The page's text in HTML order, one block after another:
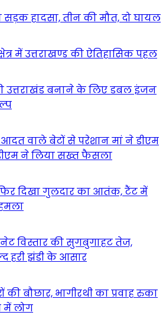
सड़क हादसा, तीन की मौत, दो घायल
में उत्तराखण्ड की ऐतिहासिक पहल
उत्तराखंड बनाने के लिए डबल इंजन
वाले बेटों से परेशान मां ने डीएम
ने लिया सख्त फैसला
दिखा गुलदार का आतंक, टैंट में
विस्तार की सुगबुगाहट तेज,
हरी झंडी के आसार
की बौछार, भागीरथी का प्रवाह रुका
में लोग